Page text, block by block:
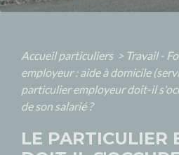
Accueil particuliers > Travail -
employeur : aide à domicile
particulier employeur doit-il
de son salarié ?
LE PARTICULIER